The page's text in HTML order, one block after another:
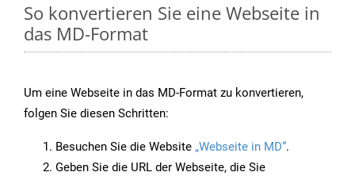
So konvertieren Sie eine Webseite in
das MD-Format
Um eine Webseite in das MD-Format zu konvertieren,
folgen Sie diesen Schritten:
Besuchen Sie die Website „Webseite in MD“.
Geben Sie die URL der Webseite, die Sie